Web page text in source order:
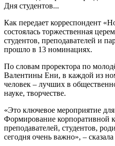
Дня студентов...
Как передает корреспондент
состоялась торжественная
студентов, преподавателей и
прошло в 13 номинациях.
По словам проректора по
Валентины Ени, в каждой из
человек – лучших в
науке, творчестве.
«Это ключевое мероприятие
Формирование корпоративной
преподавателей, студентов,
сегодня очень важно», –